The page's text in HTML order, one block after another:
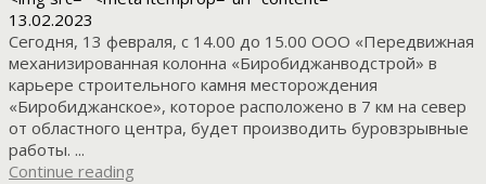
13.02.2023
Сегодня, 13 февраля, с 14.00 до 15.00 ООО «Передвижная
механизированная колонна «Биробиджанводстрой» в
карьере строительного камня месторождения
«Биробиджанское», которое расположено в 7 км на север
от областного центра, будет производить буровзрывные
работы. ...
Continue reading